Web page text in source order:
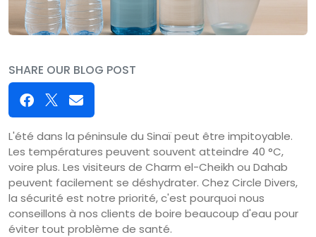
SHARE OUR BLOG POST
L'été dans la péninsule du Sinaï peut être impitoyable.
Les températures peuvent souvent atteindre 40 °C,
voire plus. Les visiteurs de Charm el-Cheikh ou Dahab
peuvent facilement se déshydrater. Chez Circle Divers,
la sécurité est notre priorité, c'est pourquoi nous
conseillons à nos clients de boire beaucoup d'eau pour
éviter tout problème de santé.